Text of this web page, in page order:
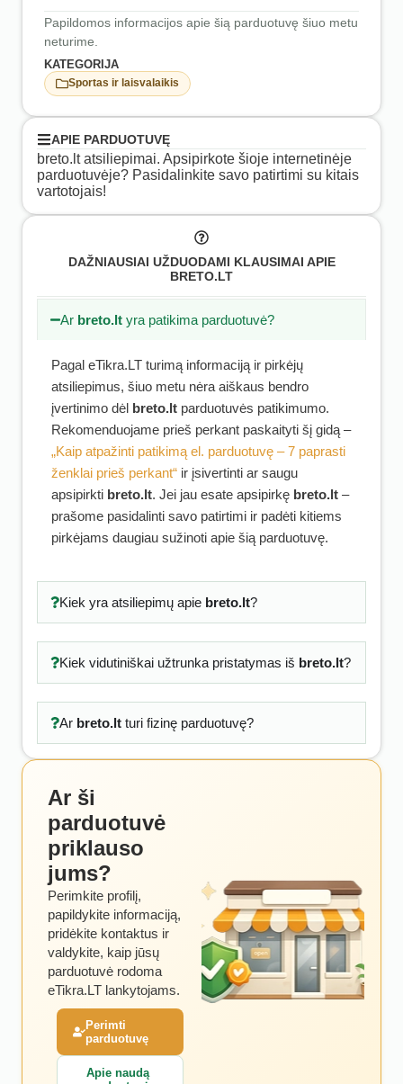
Papildomos informacijos apie šią parduotuvę šiuo metu
neturime.
KATEGORIJA
Sportas ir laisvalaikis
APIE PARDUOTUVĘ
breto.lt atsiliepimai. Apsipirkote šioje internetinėje
parduotuvėje? Pasidalinkite savo patirtimi su kitais
vartotojais!
DAŽNIAUSIAI UŽDUODAMI KLAUSIMAI APIE
BRETO.LT
Ar breto.lt yra patikima parduotuvė?
Pagal eTikra.LT turimą informaciją ir pirkėjų
atsiliepimus, šiuo metu nėra aiškaus bendro
įvertinimo dėl breto.lt parduotuvės patikimumo.
Rekomenduojame prieš perkant paskaityti šį gidą –
„Kaip atpažinti patikimą el. parduotuvę – 7 paprasti
ženklai prieš perkant“ ir įsivertinti ar saugu
apsipirkti breto.lt. Jei jau esate apsipirkę breto.lt –
prašome pasidalinti savo patirtimi ir padėti kitiems
pirkėjams daugiau sužinoti apie šią parduotuvę.
Kiek yra atsiliepimų apie breto.lt?
Kiek vidutiniškai užtrunka pristatymas iš breto.lt?
Ar breto.ltturi fizinę parduotuvę?
Ar ši
parduotuvė
priklauso
jums?
Perimkite profilį,
papildykite informaciją,
pridėkite kontaktus ir
valdykite, kaip jūsų
parduotuvė rodoma
eTikra.LT lankytojams.
Perimti
parduotuvę
Apie naudą